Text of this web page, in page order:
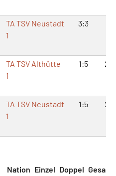
TA TSV Neustadt
1
3:3
TA TSV Althütte
1
1:5
TA TSV Neustadt
1
1:5
Nation Einzel Doppel Gesamt